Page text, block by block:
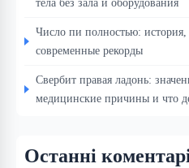
Число пи полностью: история,
современные рекорды
Свербит правая ладонь:
медицинские причины и что
Останні